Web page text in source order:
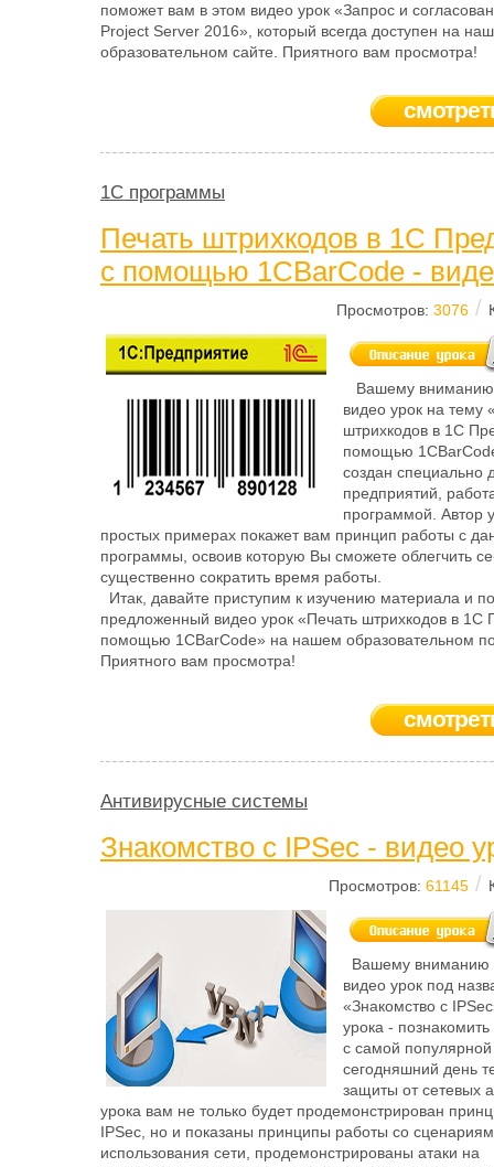
поможет вам в этом видео урок «Запрос и
Project Server 2016», который всегда доступен на
образовательном сайте. Приятного вам просмотра!
1C программы
Печать штрихкодов в 1С
с помощью 1CBarCode -
Просмотров: 3076 /
Вашему вниманию
видео урок на тему
штрихкодов в 1С
помощью
создан специально
предприятий,
программой. Автор
простых примерах покажет вам принцип работы с
программы, освоив которую Вы сможете облегчить
существенно сократить время работы.
Итак, давайте приступим к изучению материала и
предложенный видео урок «Печать штрихкодов в 1С
помощью 1CBarCode» на нашем образовательном
Приятного вам просмотра!
Антивирусные системы
Знакомство с IPSec - видео
Просмотров: 61145 /
Вашему вниманию
видео урок под
«Знакомство с
урока -
с самой
сегодняшний день
защиты от сетевых
урока вам не только будет продемонстрирован
IPSec, но и показаны принципы работы со
использования сети, продемонстрированы атаки на